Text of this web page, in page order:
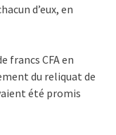
d’eux, en
francs CFA en
du reliquat de
été promis